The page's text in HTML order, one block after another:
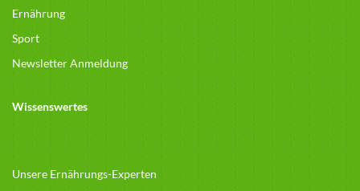
Ernährung
Sport
Newsletter Anmeldung
Wissenswertes
Unsere Ernährungs-Experten